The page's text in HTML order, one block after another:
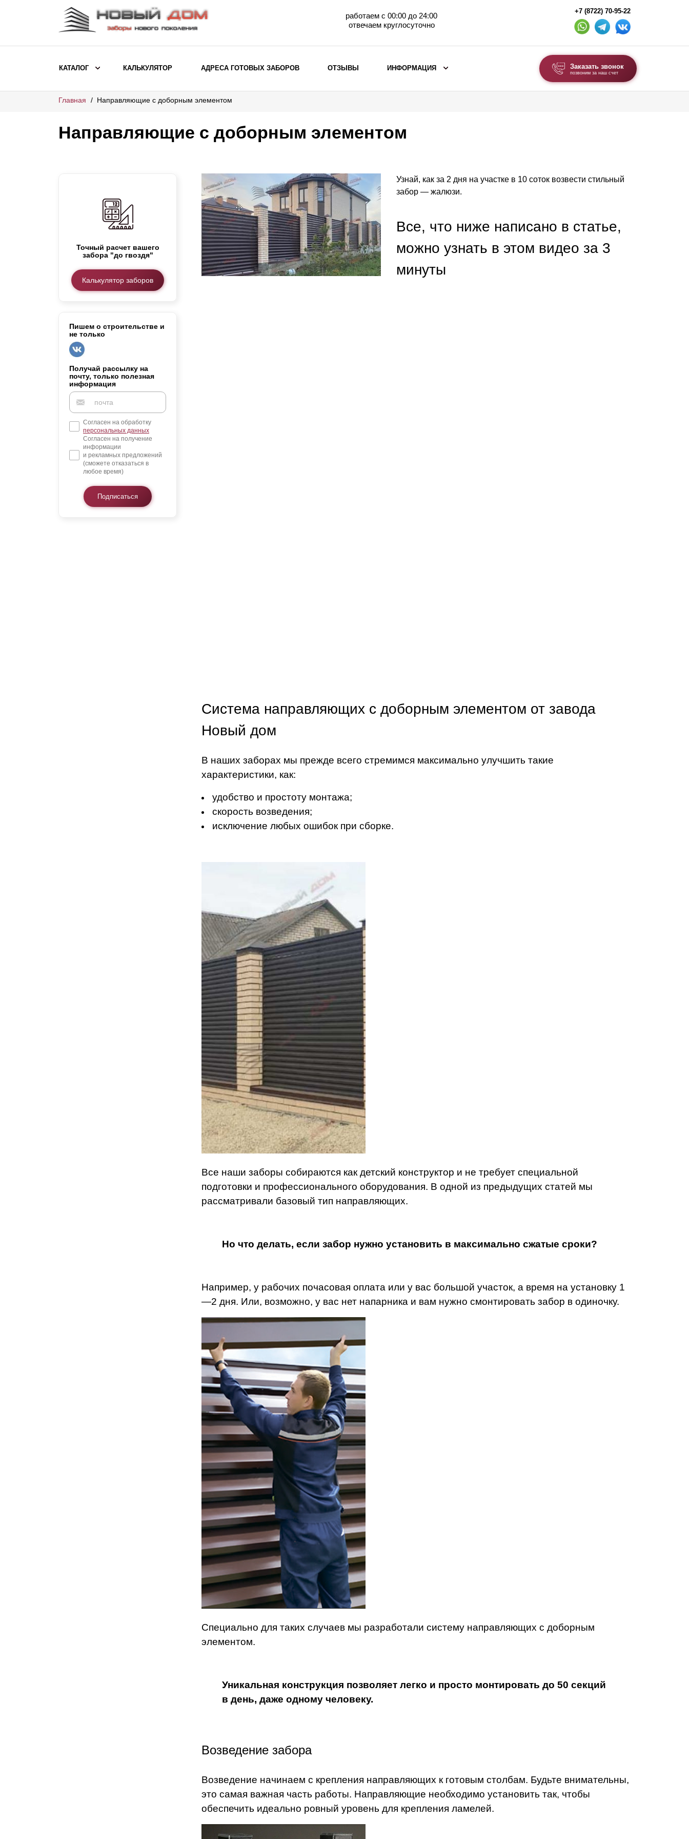
работаем с 00:00 до 24:00
отвечаем круглосуточно
+7 (8722) 70-95-22
КАТАЛОГ
ВЫБОР ПО МОДЕЛИ
Заборы Хай-тек
Заборы и ограждения для детских
садов
Элитные заборы для коттеджей
Забор на участок 10 соток
Заборы и ограждения для дома
Заборы из евроштакетника
Забор жалюзи с кирпичными столбами
Металлические заборы
Металлические ограждения
ВЫБОР ПО ХАРАКТЕРИСТИКАМ
Горизонтальные заборы
Высокие заборы
Красивые, дизайнерские заборы
ВОРОТА И КАЛИТКИ
Каркасы ворот
Входные группы
КАЛЬКУЛЯТОР АДРЕСА ГОТОВЫХ ЗАБОРОВ ОТЗЫВЫ ИНФОРМАЦИЯ Заказать звонок
позвоним за наш счет
Главная Направляющие с доборным элементом
Направляющие с доборным элементом
Точный расчет вашего
забора "до гвоздя"
Калькулятор заборов
Пишем о строительстве и
не только
Получай рассылку на
почту, только полезная
информация
Согласен на обработку
персональных данных
Согласен на получение
информации
и рекламных предложений
(сможете отказаться в
любое время)
Подписаться
Узнай, как за 2 дня на участке в 10 соток возвести стильный
забор — жалюзи.
Все, что ниже написано в статье,
можно узнать в этом видео за 3
минуты
Система направляющих с доборным элементом от завода
Новый дом
В наших заборах мы прежде всего стремимся максимально улучшить такие
характеристики, как:
удобство и простоту монтажа;
скорость возведения;
исключение любых ошибок при сборке.
Все наши заборы собираются как детский конструктор и не требует специальной
подготовки и профессионального оборудования. В одной из предыдущих статей мы
рассматривали базовый тип направляющих.
Но что делать, если забор нужно установить в максимально сжатые сроки?
Например, у рабочих почасовая оплата или у вас большой участок, а время на установку 1
—2 дня. Или, возможно, у вас нет напарника и вам нужно смонтировать забор в одиночку.
Специально для таких случаев мы разработали систему направляющих с доборным
элементом.
Уникальная конструкция позволяет легко и просто монтировать до 50 секций
в день, даже одному человеку.
Возведение забора
Возведение начинаем с крепления направляющих к готовым столбам. Будьте внимательны,
это самая важная часть работы. Направляющие необходимо установить так, чтобы
обеспечить идеально ровный уровень для крепления ламелей.